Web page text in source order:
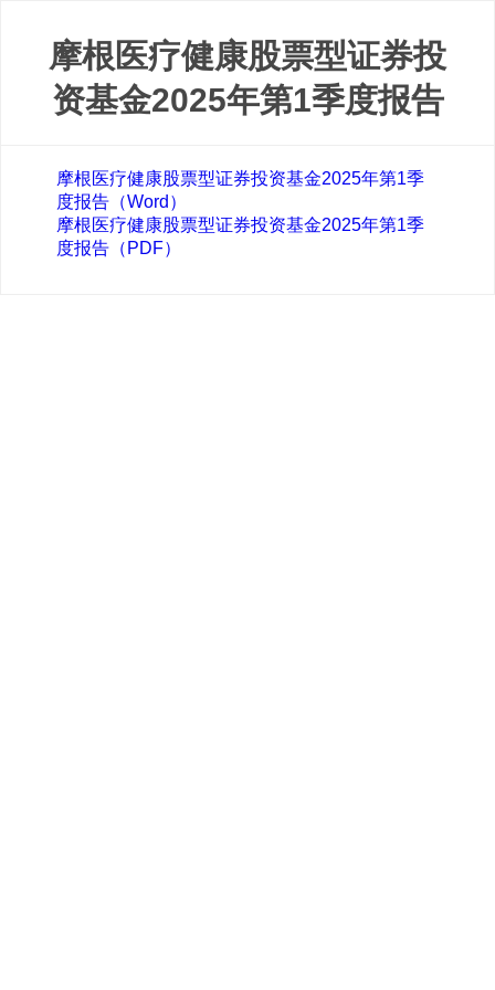
摩根医疗健康股票型证券投
资基金2025年第1季度报告
摩根医疗健康股票型证券投资基金2025年第1季
度报告（Word）
摩根医疗健康股票型证券投资基金2025年第1季
度报告（PDF）